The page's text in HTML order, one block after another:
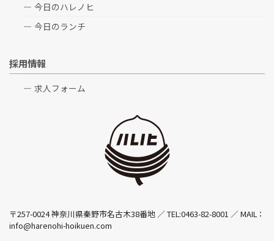
今日のハレノヒ
今日のランチ
採用情報
求人フォーム
〒257-0024 神奈川県秦野市名古木38番地 ／ TEL:0463-82-8001 ／ MAIL：
info@harenohi-hoikuen.com